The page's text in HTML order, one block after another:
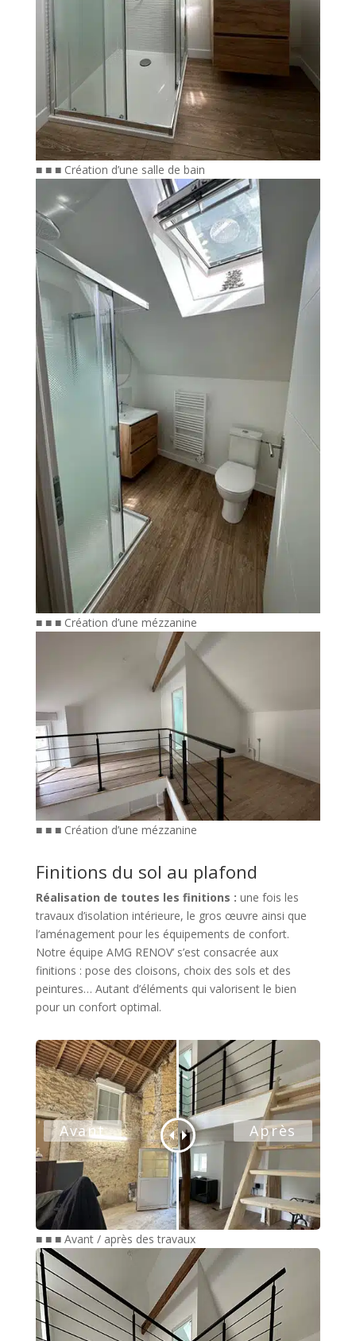
■ ■ ■ Création d’une salle de bain
■ ■ ■ Création d’une mézzanine
■ ■ ■ Création d’une mézzanine
Finitions du sol au plafond
Réalisation de toutes les finitions : une fois les
travaux d’isolation intérieure, le gros œuvre ainsi que
l’aménagement pour les équipements de confort.
Notre équipe AMG RENOV’ s’est consacrée aux
finitions : pose des cloisons, choix des sols et des
peintures… Autant d’éléments qui valorisent le bien
pour un confort optimal.
■ ■ ■ Avant / après des travaux